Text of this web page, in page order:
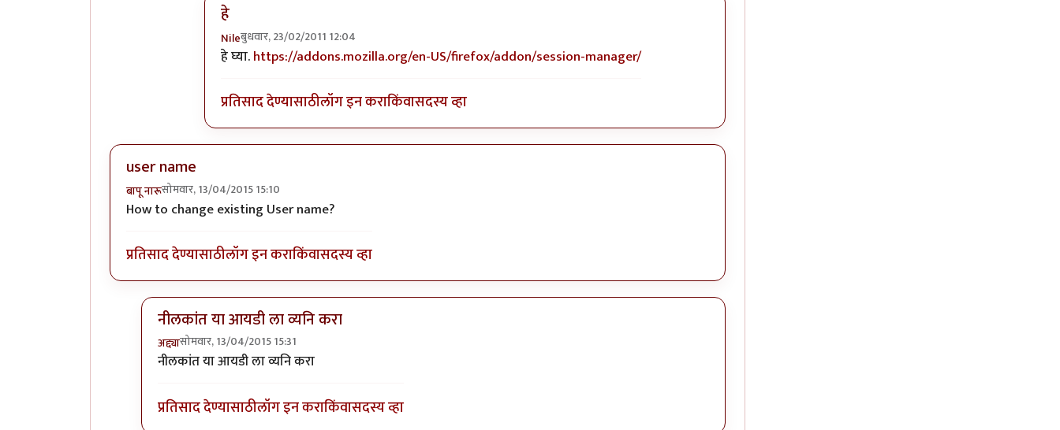
हे
Nileबुधवार, 23/02/2011 12:04
In reply toलिंक द्याल का प्लिज ? वापरुनbyनरेशकुमार
हे घ्या.https://addons.mozilla.org/en-US/firefox/addon/session-manager/
प्रतिसाद देण्यासाठीलॉग इन कराकिंवासदस्य व्हा
user name
बापू नारूसोमवार, 13/04/2015 15:10
How to change existing User name?
प्रतिसाद देण्यासाठीलॉग इन कराकिंवासदस्य व्हा
नीलकांत या आयडी ला व्यनि करा
अद्द्यासोमवार, 13/04/2015 15:31
In reply touser namebyबापू नारू
नीलकांत या आयडी ला व्यनि करा
प्रतिसाद देण्यासाठीलॉग इन कराकिंवासदस्य व्हा